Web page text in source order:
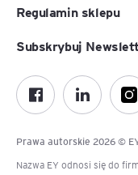
Regulamin sklepu
Prawa autorskie 2026 ©
Nazwa EY odnosi się do
Subskrybuj